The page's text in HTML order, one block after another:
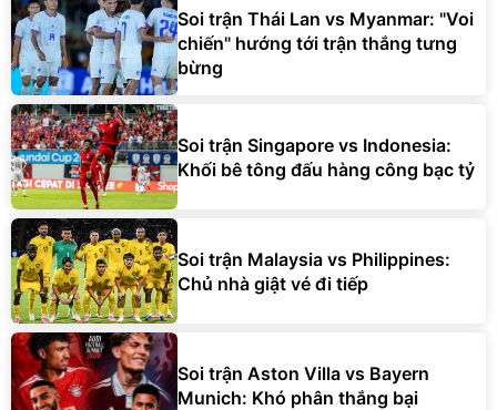
Soi trận Thái Lan vs Myanmar: "Voi
chiến" hướng tới trận thắng tưng
bừng
Soi trận Singapore vs Indonesia:
Khối bê tông đấu hàng công bạc tỷ
Soi trận Malaysia vs Philippines:
Chủ nhà giật vé đi tiếp
Soi trận Aston Villa vs Bayern
Munich: Khó phân thắng bại